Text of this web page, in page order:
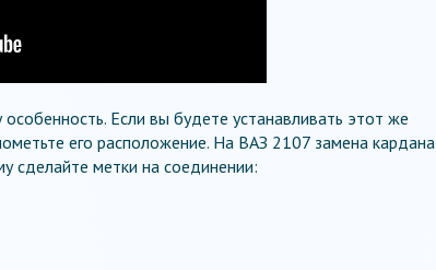
Если вы будете устанавливать этот же
его расположение. На ВАЗ 2107 замена кардана
сделайте метки на соединении: